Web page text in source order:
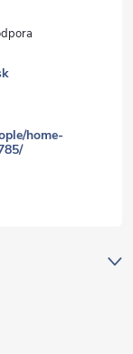
home-